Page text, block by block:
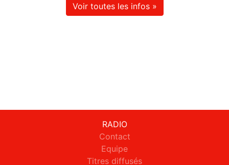
Voir toutes les infos »
RADIO
Contact
Equipe
Titres diffusés